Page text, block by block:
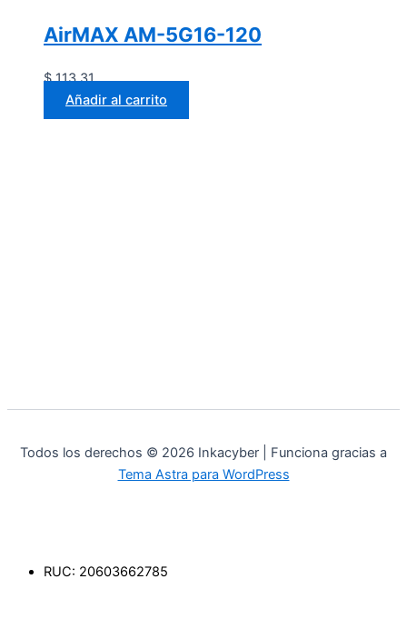
AirMAX AM-5G16-120
$113.31
Añadir al carrito
Todos los derechos © 2026 Inkacyber | Funciona gracias a
Tema Astra para WordPress
RUC: 20603662785